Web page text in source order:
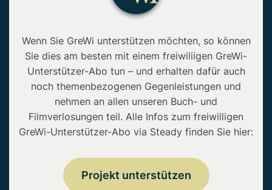
Wenn Sie GreWi unterstützen möchten, so können
Sie dies am besten mit einem freiwiliigen GreWi-
Unterstützer-Abo tun – und erhalten dafür auch
noch themenbezogenen Gegenleistungen und
nehmen an allen unseren Buch- und
Filmverlosungen teil. Alle Infos zum freiwilligen
GreWi-Unterstützer-Abo via Steady finden Sie hier:
Projekt unterstützen